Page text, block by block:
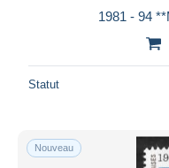
1981 - 94
Statut
Nouveau